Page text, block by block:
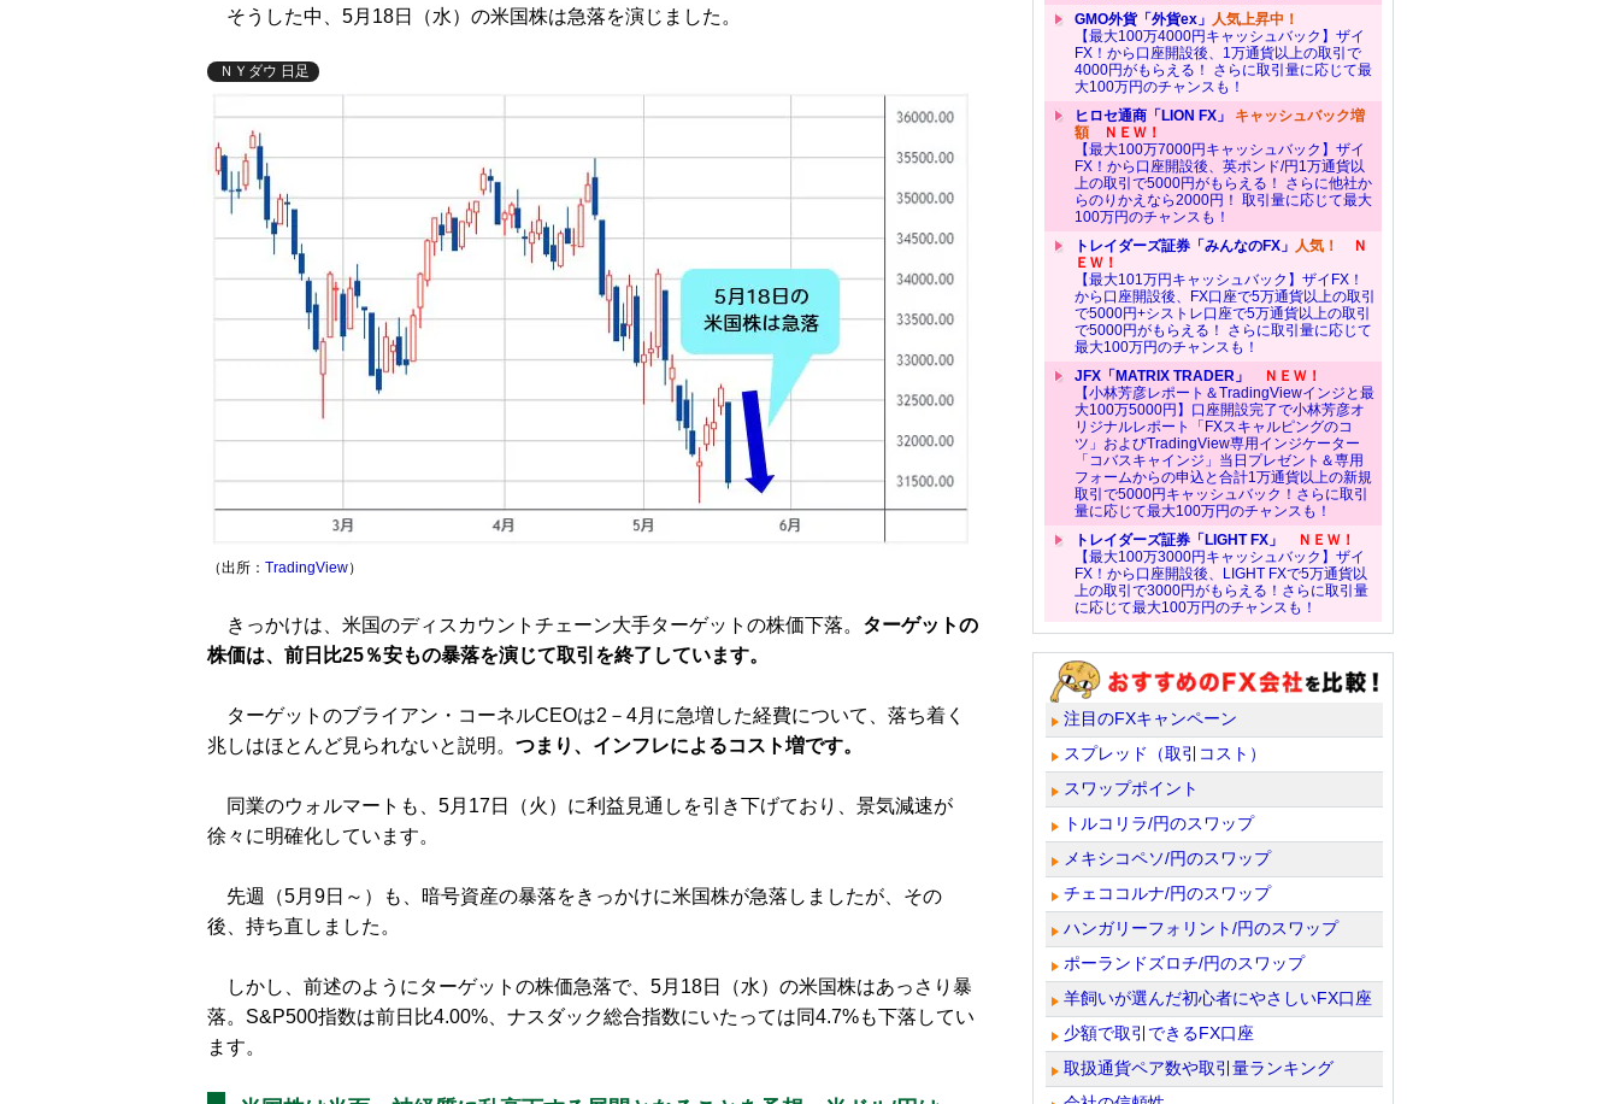
そうした中、5月18日（水）の米国株は急落を演じました。
ＮＹダウ 日足
（出所： TradingView）
きっかけは、米国のディスカウントチェーン大手ターゲットの株価下落。 ターゲットの
株価は、前日比25％安もの暴落を演じて取引を終了しています。
ターゲットのブライアン・コーネルCEOは2－4月に急増した経費について、落ち着く
兆しはほとんど見られないと説明。 つまり、インフレによるコスト増です。
同業のウォルマートも、5月17日（火）に利益見通しを引き下げており、景気減速が
徐々に明確化しています。
先週（5月9日～）も、暗号資産の暴落をきっかけに米国株が急落しましたが、その
後、持ち直しました。
しかし、前述のようにターゲットの株価急落で、5月18日（水）の米国株はあっさり暴
落。S&P500指数は前日比4.00%、ナスダック総合指数にいたっては同4.7%も下落してい
ます。
GMO外貨「外貨ex」 人気上昇中！
【最大100万4000円キャッシュバック】ザイ
FX！から口座開設後、1万通貨以上の取引で
4000円がもらえる！ さらに取引量に応じて最
大100万円のチャンスも！
ヒロセ通商「LION FX」 キャッシュバック増
額ＮＥＷ！
【最大100万7000円キャッシュバック】ザイ
FX！から口座開設後、英ポンド/円1万通貨以
上の取引で5000円がもらえる！ さらに他社か
らのりかえなら2000円！ 取引量に応じて最大
100万円のチャンスも！
トレイダーズ証券「みんなのFX」 人気！
Ｎ
ＥＷ！
【最大101万円キャッシュバック】ザイFX！
から口座開設後、FX口座で5万通貨以上の取引
で5000円+シストレ口座で5万通貨以上の取引
で5000円がもらえる！ さらに取引量に応じて
最大100万円のチャンスも！
JFX「MATRIX TRADER」
ＮＥＷ！
【小林芳彦レポート＆TradingViewインジと最
大100万5000円】口座開設完了で小林芳彦オ
リジナルレポート「FXスキャルピングのコ
ツ」およびTradingView専用インジケーター
「コバスキャインジ」当日プレゼント＆専用
フォームからの申込と合計1万通貨以上の新規
取引で5000円キャッシュバック！さらに取引
量に応じて最大100万円のチャンスも！
トレイダーズ証券「LIGHT FX」
ＮＥＷ！
【最大100万3000円キャッシュバック】ザイ
FX！から口座開設後、LIGHT FXで5万通貨以
上の取引で3000円がもらえる！さらに取引量
に応じて最大100万円のチャンスも！
注目のFXキャンペーン
スプレッド（取引コスト）
スワップポイント
トルコリラ/円のスワップ
メキシコペソ/円のスワップ
チェココルナ/円のスワップ
ハンガリーフォリント/円のスワップ
ポーランドズロチ/円のスワップ
羊飼いが選んだ初心者にやさしいFX口座
少額で取引できるFX口座
取扱通貨ペア数や取引量ランキング